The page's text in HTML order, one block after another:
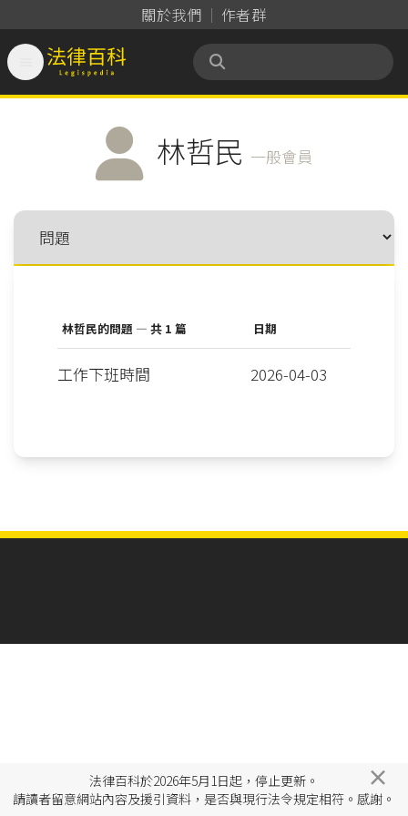
關於我們 作者群
法律百科 Legispedia
林哲民 一般會員
林哲民的問題 — 共 1 篇 日期
工作下班時間 2026-04-03
法律百科於2026年5月1日起，停止更新。
請讀者留意網站內容及援引資料，是否與現行法令規定相符。感謝。
×